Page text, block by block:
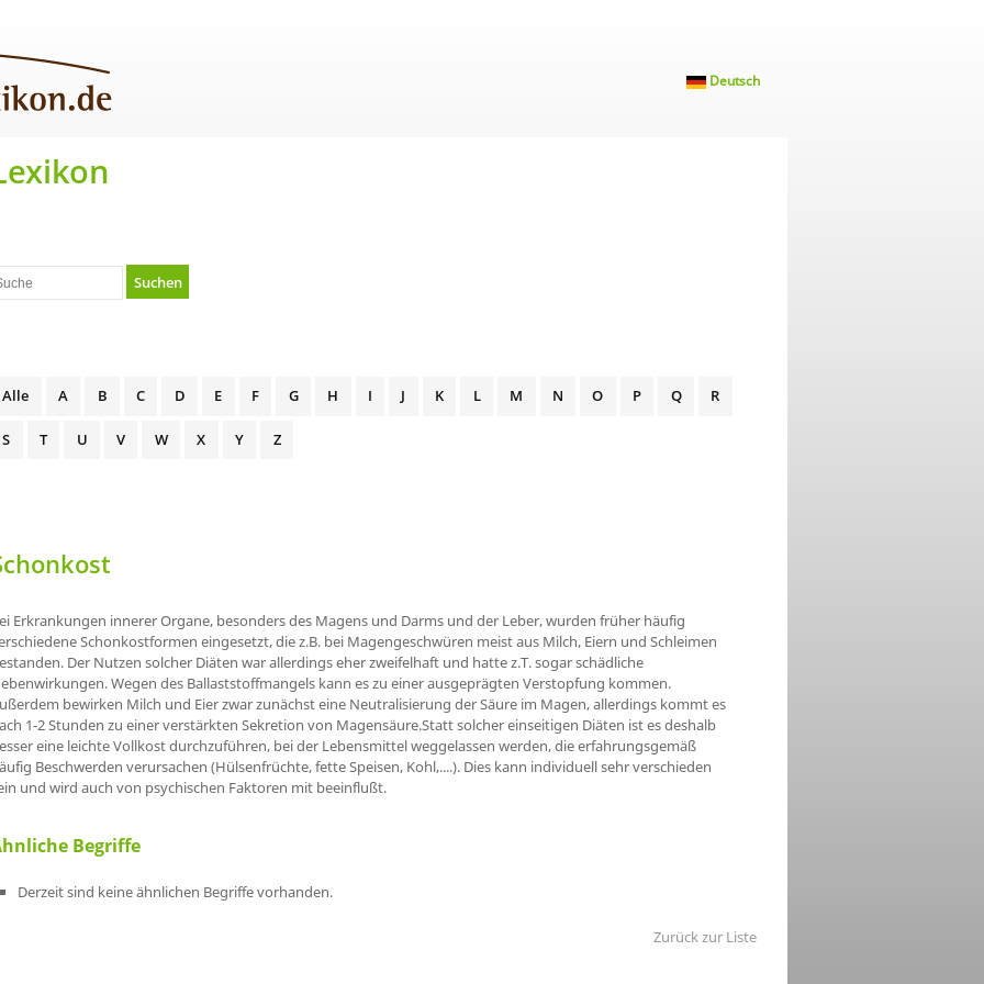
Deutsch
Suchen
Alle A B C D E F G H I J K L M N O P Q R
S T U V W X Y Z
Erkrankungen innerer Organe, besonders des Magens und Darms und der Leber, wurden früher häufig
Schonkostformen eingesetzt, die z.B. bei Magengeschwüren meist aus Milch, Eiern und Schleimen
Der Nutzen solcher Diäten war allerdings eher zweifelhaft und hatte z.T. sogar schädliche
Wegen des Ballaststoffmangels kann es zu einer ausgeprägten Verstopfung kommen.
bewirken Milch und Eier zwar zunächst eine Neutralisierung der Säure im Magen, allerdings kommt es
1-2 Stunden zu einer verstärkten Sekretion von Magensäure.Statt solcher einseitigen Diäten ist es deshalb
eine leichte Vollkost durchzuführen, bei der Lebensmittel weggelassen werden, die erfahrungsgemäß
Beschwerden verursachen (Hülsenfrüchte, fette Speisen, Kohl,....). Dies kann individuell sehr verschieden
und wird auch von psychischen Faktoren mit beeinflußt.
Begriffe
Derzeit sind keine ähnlichen Begriffe vorhanden.
Zurück zur Liste